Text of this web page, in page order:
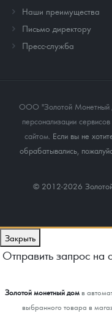
Наши преимущества
Письмо директору
Пресс-служба
ООО "Золотой Монетный
персонализации
сайтом . Если вы не
обрабатывались,
© 2012-2026
Закрыть
Отправить запрос на
Золотой монетный домв
выбранного товара в